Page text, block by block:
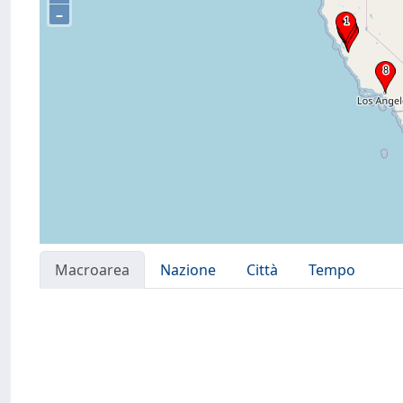
–
Macroarea Nazione Città Tempo